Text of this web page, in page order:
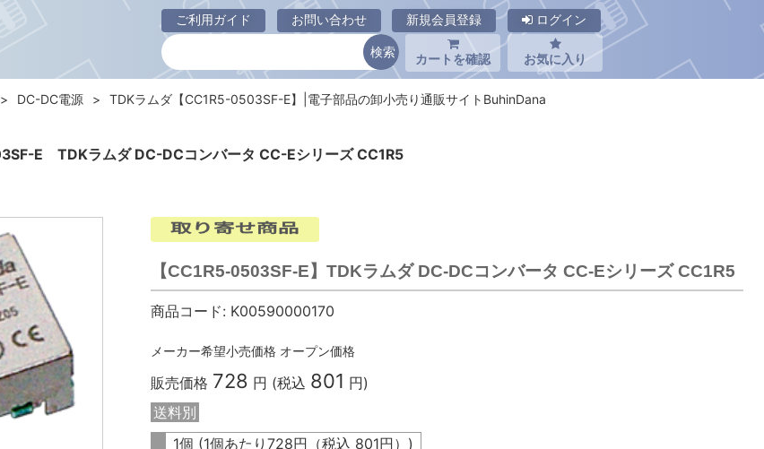
ご利用ガイド お問い合わせ 新規会員登録 ログイン
カートを確認 お気に入り
E TDKラムダ DC-DCコンバータ CC-Eシリーズ CC1R5
DC-DC電源 TDKラムダ【CC1R5-0503SF-E】|電子部品の卸小売り通販サイトBuhinDana
【CC1R5-0503SF-E】TDKラムダ DC-DCコンバータ CC-Eシリーズ CC1R5
商品コード: K00590000170
メーカー希望小売価格 オープン価格
販売価格 728 円 (税込 801 円)
送料別
1個 (1個あたり 728円（税込 801円）)